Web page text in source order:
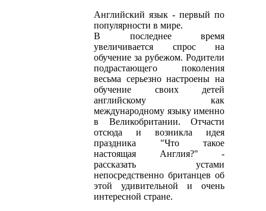
Английский язык - первый по
популярности в мире.
В последнее время
увеличивается спрос на
обучение за рубежом. Родители
подрастающего поколения
весьма серьезно настроены на
обучение своих детей
английскому как
международному языку именно
в Великобритании. Отчасти
отсюда и возникла идея
праздника "Что такое
настоящая Англия?" -
рассказать устами
непосредственно британцев об
этой удивительной и очень
интересной стране.